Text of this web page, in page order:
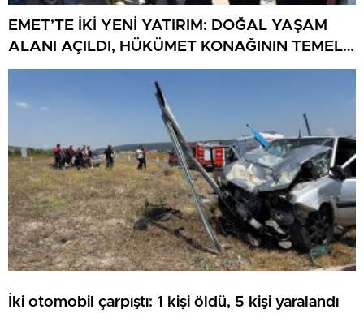
EMET’TE İKİ YENİ YATIRIM: DOĞAL YAŞAM
ALANI AÇILDI, HÜKÜMET KONAĞININ TEMELİ
ATILDI
İki otomobil çarpıştı: 1 kişi öldü, 5 kişi yaralandı